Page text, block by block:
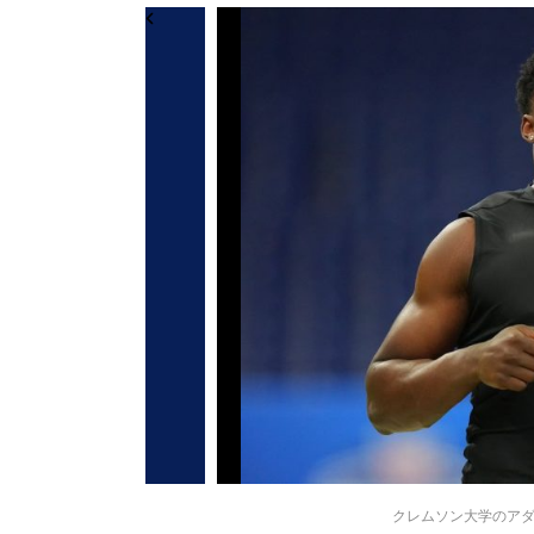
クレムソン大学のア